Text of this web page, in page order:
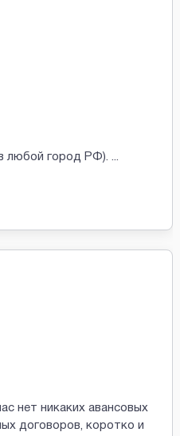
любой город РФ).
нет никаких авансовых
договоров, коротко и